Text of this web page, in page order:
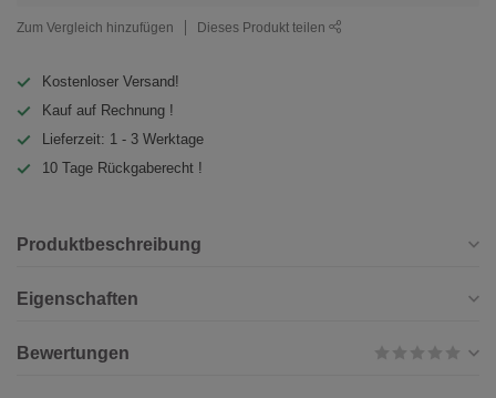
Zum Vergleich hinzufügen Dieses Produkt teilen
Kostenloser Versand!
Kauf auf Rechnung !
Lieferzeit: 1 - 3 Werktage
10 Tage Rückgaberecht !
Produktbeschreibung
Eigenschaften
Bewertungen